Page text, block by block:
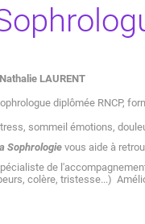
Nathalie LAURENT
diplômée RNCP,
sommeil émotions,
Sophrologievous aide à
de
colère, tristesse...)